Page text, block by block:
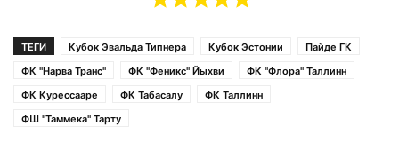
ТЕГИ Кубок Эвальда Типнера Кубок Эстонии
Пайде ГК
ФК "Нарва Транс"
ФК "Феникс" Йыхви
ФК "Флора" Таллинн
ФК Курессааре
ФК Табасалу
ФК Таллинн
ФШ "Таммека" Тарту